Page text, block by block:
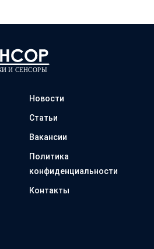
Новости
Статьи
Вакансии
Политика
конфиденциальности
Контакты